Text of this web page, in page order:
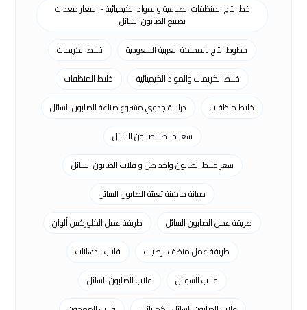
خط انتاج المنظفات الصناعية والمواد الكيميائية - اسعار معدات
تصنيع الصابون السائل
خطوط انتاج بالمملكة العربية السعودية
خلاط الكريمات
خلاط الكريمات والمواد الكيميائية
خلاط المنظفات
خلاط منظفات
دراسة جدوي مشروع صناعة الصابون السائل
سعر خلاط الصابون السائل
سعر خلاط الصابون واحد طن و قلاب الصابون السائل
صيانة ماكينة تعبئة الصابون السائل
طريقة عمل الصابون السائل
طريقة عمل الكلوركس ألوان
طريقة عمل منظف ارضيات
قلاب الدهانات
قلاب السوائل
قلاب الصابون السائل